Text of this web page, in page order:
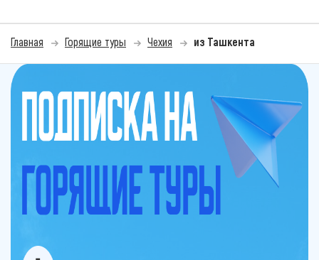
Главная Горящие туры Чехия из Ташкента